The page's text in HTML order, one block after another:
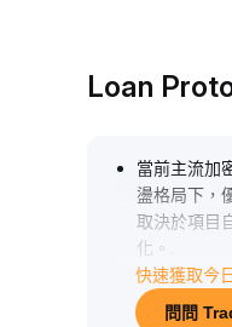
Loan
當前主流加
盪格局下，
取決於項目
化。
快速獲取今
問問